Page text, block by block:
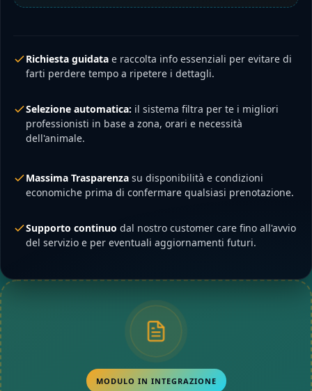
Richiesta guidata e raccolta info essenziali per evitare di
farti perdere tempo a ripetere i dettagli.
Selezione automatica: il sistema filtra per te i migliori
professionisti in base a zona, orari e necessità
dell'animale.
Massima Trasparenza su disponibilità e condizioni
economiche prima di confermare qualsiasi prenotazione.
Supporto continuo dal nostro customer care fino all'avvio
del servizio e per eventuali aggiornamenti futuri.
MODULO IN INTEGRAZIONE